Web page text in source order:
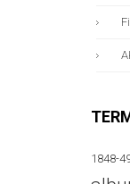
1848-